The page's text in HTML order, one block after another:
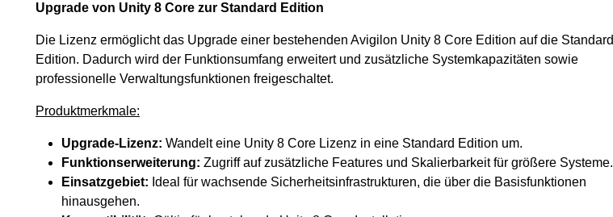
Upgrade von Unity 8 Core zur Standard Edition
Die Lizenz ermöglicht das Upgrade einer bestehenden Avigilon Unity 8 Core Edition auf die Standard
Edition. Dadurch wird der Funktionsumfang erweitert und zusätzliche Systemkapazitäten sowie
professionelle Verwaltungsfunktionen freigeschaltet.
Produktmerkmale:
Upgrade-Lizenz: Wandelt eine Unity 8 Core Lizenz in eine Standard Edition um.
Funktionserweiterung: Zugriff auf zusätzliche Features und Skalierbarkeit für größere Systeme.
Einsatzgebiet: Ideal für wachsende Sicherheitsinfrastrukturen, die über die Basisfunktionen
hinausgehen.